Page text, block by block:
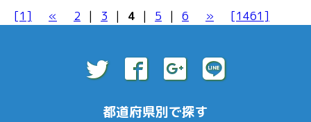
[1] « 2 | 3 | 4 | 5 | 6 » [1461]
都道府県別で探す